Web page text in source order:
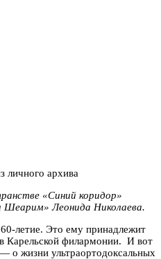
личного архива
«Синий коридор»
Леонида Николаева.
летие. Это ему принадлежит
Карельской филармонии. И вот
о жизни ультраортодоксальных